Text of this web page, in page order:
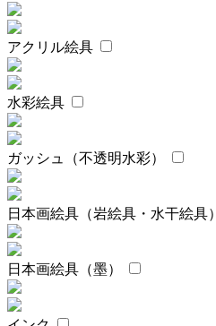
アクリル絵具
水彩絵具
ガッシュ（不透明水彩）
日本画絵具（岩絵具・水干絵具）
日本画絵具（墨）